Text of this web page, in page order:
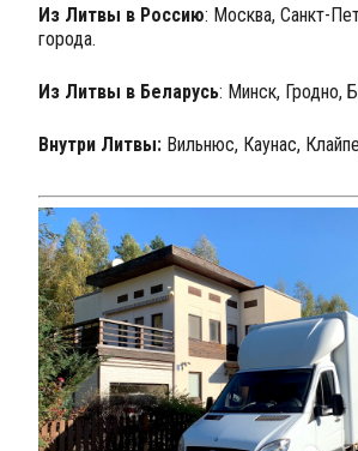
Из Литвы в Россию: Москва, Санкт-
города.
Из Литвы в Беларусь: Минск, Гродно,
Внутри Литвы: Вильнюс, Каунас,